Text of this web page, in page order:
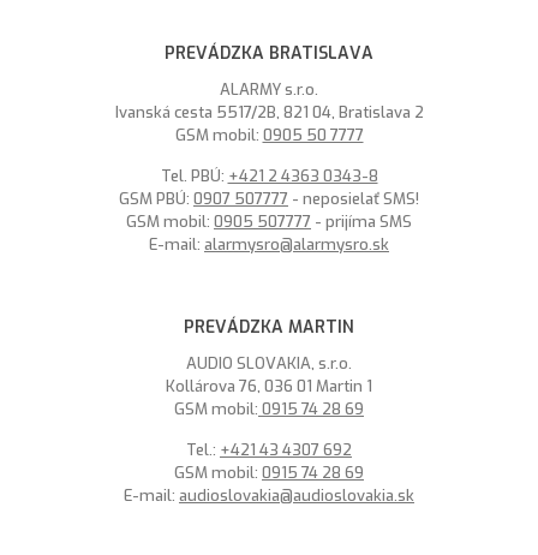
PREVÁDZKA BRATISLAVA
ALARMY s.r.o.
Ivanská cesta 5517/2B, 821 04, Bratislava 2
GSM mobil: 0905 50 7777
Tel. PBÚ: +421 2 4363 0343-8
GSM PBÚ: 0907 507777 - neposielať SMS!
GSM mobil: 0905 507777 - prijíma SMS
E-mail: alarmysro@alarmysro.sk
PREVÁDZKA MARTIN
AUDIO SLOVAKIA, s.r.o.
Kollárova 76, 036 01 Martin 1
GSM mobil: 0915 74 28 69
Tel.: +421 43 4307 692
GSM mobil: 0915 74 28 69
E-mail: audioslovakia@audioslovakia.sk